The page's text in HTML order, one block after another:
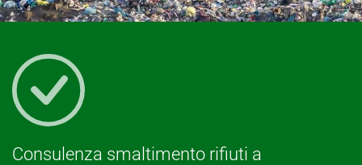
Consulenza smaltimento rifiuti a